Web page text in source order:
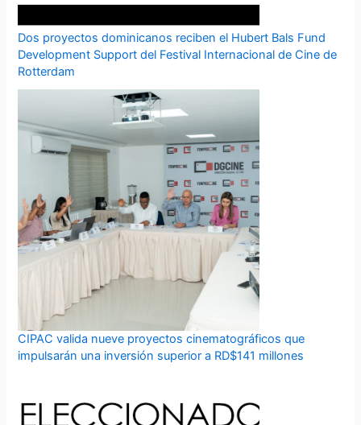
Dos proyectos dominicanos reciben el Hubert Bals Fund
Development Support del Festival Internacional de Cine de
Rotterdam
CIPAC valida nueve proyectos cinematográficos que
impulsarán una inversión superior a RD$141 millones